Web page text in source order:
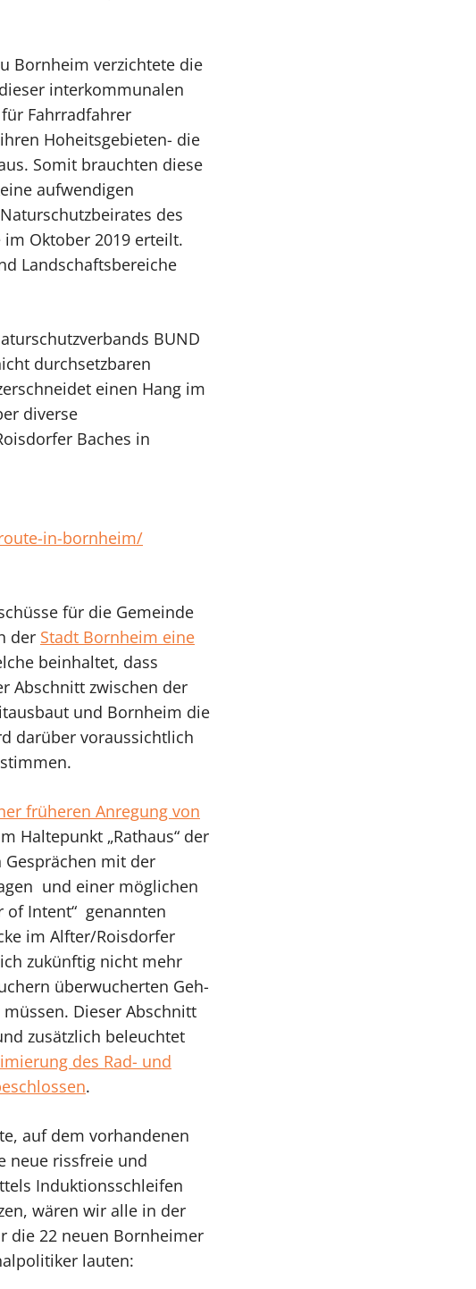
Bornheim verzichtete die
interkommunalen
Fahrradfahrer
Hoheitsgebieten- die
Somit brauchten diese
aufwendigen
des
Oktober 2019 erteilt.
Landschaftsbereiche
BUND
durchsetzbaren
einen Hang im
diverse
Baches in
in-bornheim/
für die Gemeinde
der Stadt Bornheim eine
beinhaltet, dass
Abschnitt zwischen der
und Bornheim die
darüber voraussichtlich
früheren Anregung von
Haltepunkt „Rathaus“ der
mit der
und einer möglichen
of Intent“ genannten
im Alfter/Roisdorfer
zukünftig nicht mehr
überwucherten Geh-
Dieser Abschnitt
zusätzlich beleuchtet
des Rad- und
.
auf dem vorhandenen
neue rissfreie und
Induktionsschleifen
wären wir alle in der
die 22 neuen Bornheimer
lauten: